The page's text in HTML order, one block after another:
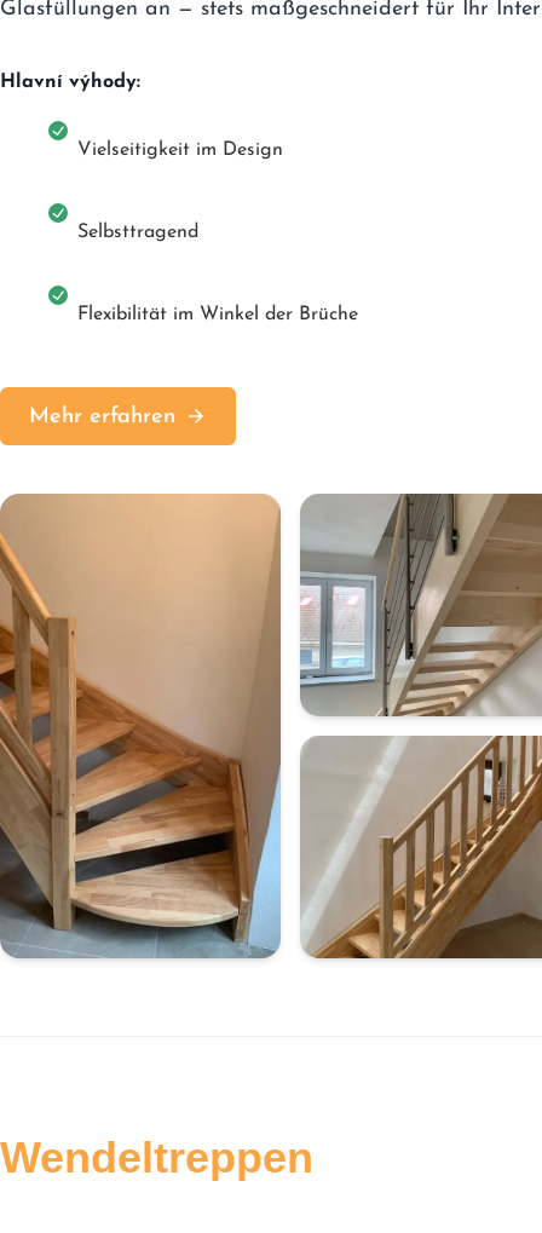
Glasfüllungen an — stets maßgeschneidert für Ihr
Hlavní výhody:
Vielseitigkeit im Design
Selbsttragend
Flexibilität im Winkel der Brüche
Mehr erfahren
Wendeltreppen